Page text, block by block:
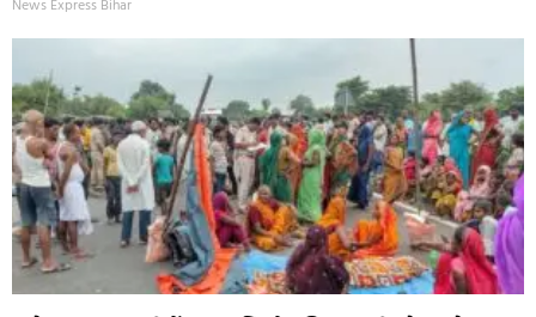
News Express Bihar